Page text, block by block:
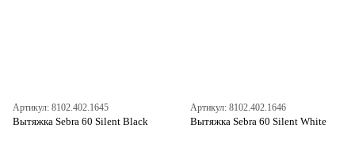
Артикул: 8102.402.1645
Вытяжка Sebra 60 Silent Black
Артикул: 8102.402.1646
Вытяжка Sebra 60 Silent White